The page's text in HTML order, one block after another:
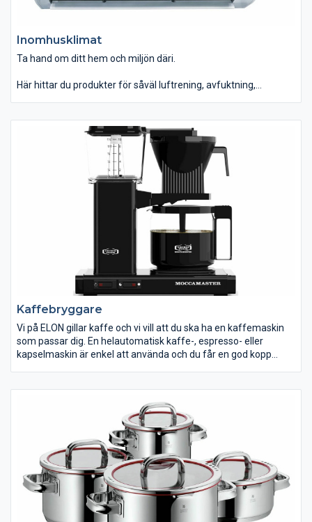
Inomhusklimat
Ta hand om ditt hem och miljön däri.
Här hittar du produkter för såväl luftrening, avfuktning,
Kaffebryggare
Vi på ELON gillar kaffe och vi vill att du ska ha en kaffemaskin
som passar dig. En helautomatisk kaffe-, espresso- eller
kapselmaskin är enkel att använda och du får en god kopp
Med hjälp av en kaffemaskin, espressomaskin eller
kapselmaskin kan du servera dig själv och dina gäster
välsmakande espresso eller annan kaffedryck när du vill.